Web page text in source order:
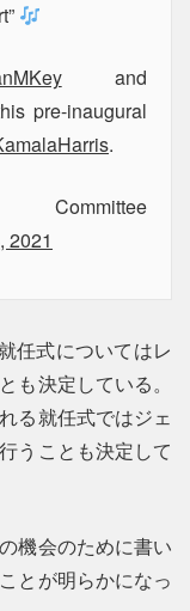
and
pre-inaugural
.
2021
任式についてはレ
も決定している。
る就任式ではジェ
うことも決定して
機会のために書い
とが明らかになっ